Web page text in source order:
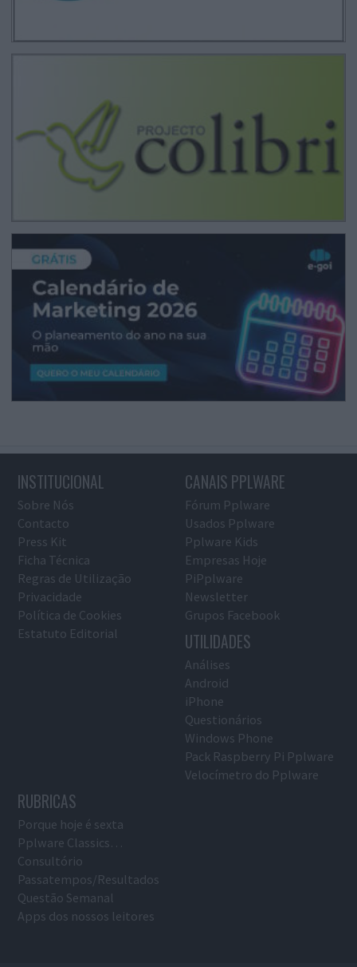
INSTITUCIONAL
Sobre Nós
Contacto
Press Kit
Ficha Técnica
Regras de Utilização
Privacidade
Política de Cookies
Estatuto Editorial
CANAIS PPLWARE
Fórum Pplware
Usados Pplware
Pplware Kids
Empresas Hoje
PiPplware
Newsletter
Grupos Facebook
UTILIDADES
Análises
Android
iPhone
Questionários
Windows Phone
Pack Raspberry Pi Pplware
Velocímetro do Pplware
RUBRICAS
Porque hoje é sexta
Pplware Classics…
Consultório
Passatempos/Resultados
Questão Semanal
Apps dos nossos leitores